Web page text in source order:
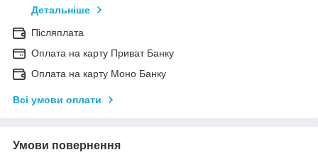
Детальніше
Післяплата
Оплата на карту Приват Банку
Оплата на карту Моно Банку
Всі умови оплати
Умови повернення